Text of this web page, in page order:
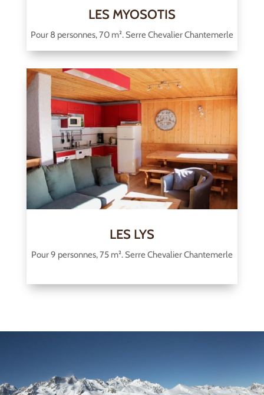
LES MYOSOTIS
Pour 8 personnes, 70 m². Serre Chevalier Chantemerle
LES LYS
Pour 9 personnes, 75 m². Serre Chevalier Chantemerle